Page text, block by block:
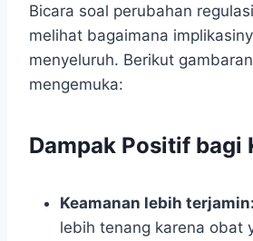
Bicara soal perubahan
melihat bagaimana
menyeluruh. Berikut
mengemuka:
Dampak Positif bagi
Keamanan lebih terjamin:
lebih tenang karena obat